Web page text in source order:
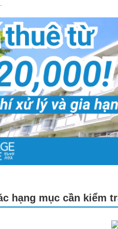
hạng mục cần kiểm